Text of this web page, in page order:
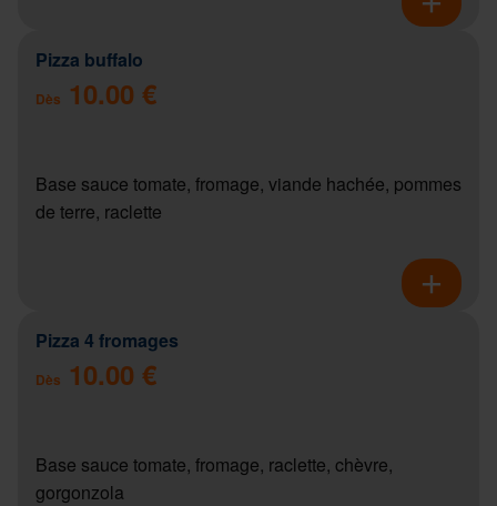
Pizza buffalo
Dès 10.00 €
Base sauce tomate, fromage, viande hachée, pommes
de terre, raclette
Pizza 4 fromages
Dès 10.00 €
Base sauce tomate, fromage, raclette, chèvre,
gorgonzola